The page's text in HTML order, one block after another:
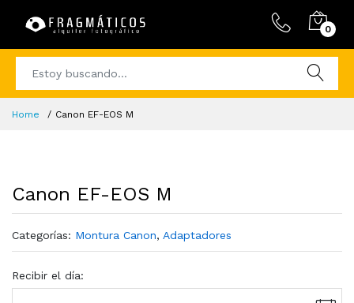
0
Home Canon EF-EOS M
Canon EF-EOS M
Categorías: Montura Canon, Adaptadores
Recibir el día: